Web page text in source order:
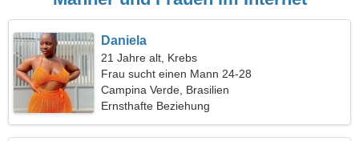
Daniela
21 Jahre alt, Krebs
Frau sucht einen Mann 24-28
Campina Verde, Brasilien
Ernsthafte Beziehung